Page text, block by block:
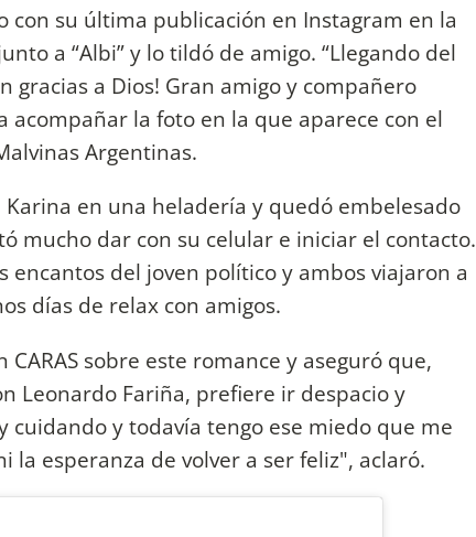
con su última publicación en Instagram en la
a “Albi” y lo tildó de amigo. “Llegando del
a Dios! Gran amigo y compañero
acompañar la foto en la que aparece con el
Argentinas.
en una heladería y quedó embelesado
mucho dar con su celular e iniciar el contacto.
encantos del joven político y ambos viajaron a
días de relax con amigos.
sobre este romance y aseguró que,
Leonardo Fariña, prefiere ir despacio y
cuidando y todavía tengo ese miedo que me
la esperanza de volver a ser feliz", aclaró.